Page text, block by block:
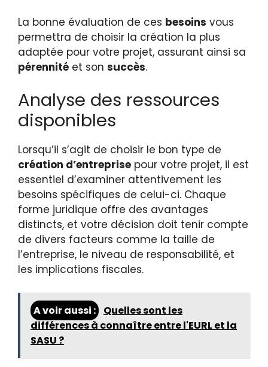
La bonne évaluation de ces besoins vous
permettra de choisir la création la plus
adaptée pour votre projet, assurant ainsi sa
pérennité et son succès.
Analyse des ressources
disponibles
Lorsqu’il s’agit de choisir le bon type de
création d’entreprise pour votre projet, il est
essentiel d’examiner attentivement les
besoins spécifiques de celui-ci. Chaque
forme juridique offre des avantages
distincts, et votre décision doit tenir compte
de divers facteurs comme la taille de
l’entreprise, le niveau de responsabilité, et
les implications fiscales.
A voir aussi :
Quelles sont les
différences à connaître entre l'EURL et la
SASU ?